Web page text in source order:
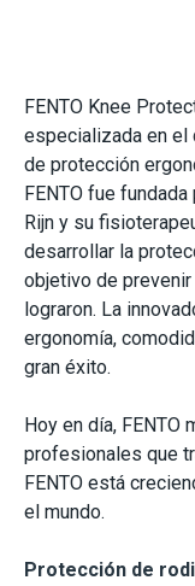
FENTO Knee
especializada en el
de protección
FENTO fue
Rijn y su
desarrollar la
objetivo de
lograron. La
ergonomía,
gran éxito.
Hoy en día, FENTO
profesionales que
FENTO está
el mundo.
Protección de